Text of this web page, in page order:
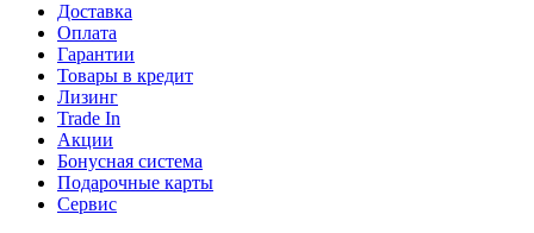
Доставка
Оплата
Гарантии
Товары в кредит
Лизинг
Trade In
Акции
Бонусная система
Подарочные карты
Сервис